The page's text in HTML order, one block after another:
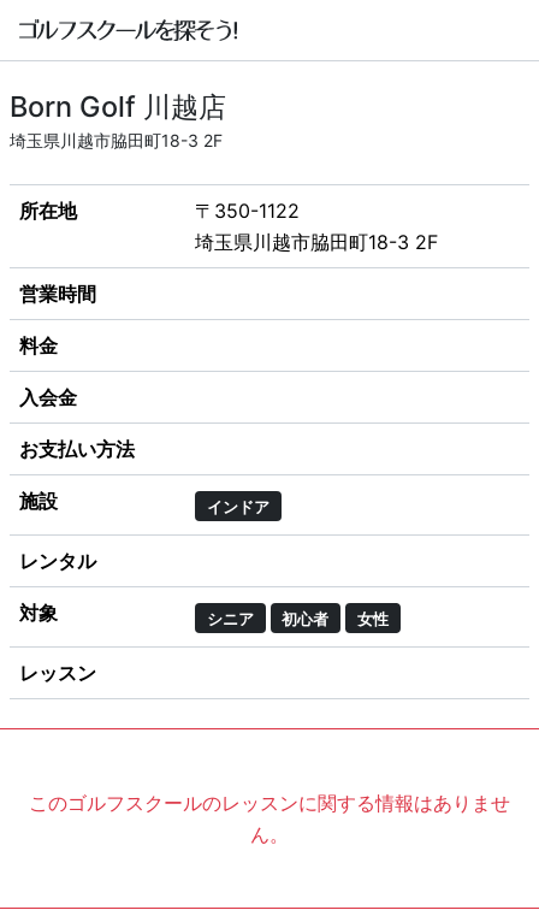
Born Golf 川越店
埼玉県川越市脇田町18-3 2F
所在地
〒350-1122
埼玉県川越市脇田町18-3 2F
営業時間
料金
入会金
お支払い方法
施設 インドア
レンタル
対象 シニア 初心者 女性
レッスン
このゴルフスクールのレッスンに関する情報はありませ
ん。